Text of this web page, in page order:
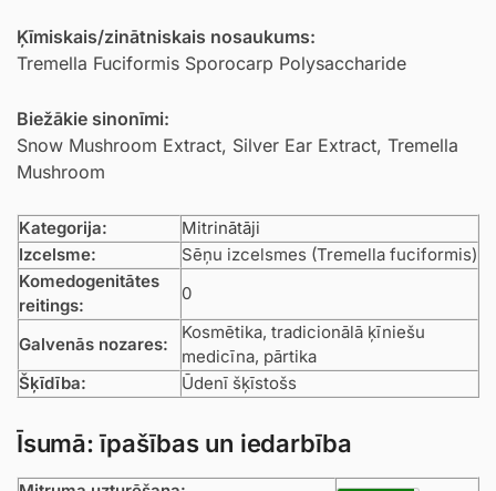
Ķīmiskais/zinātniskais nosaukums:
Tremella Fuciformis Sporocarp Polysaccharide
Biežākie sinonīmi:
Snow Mushroom Extract, Silver Ear Extract, Tremella
Mushroom
Kategorija:
Mitrinātāji
Izcelsme:
Sēņu izcelsmes (Tremella fuciformis)
Komedogenitātes
reitings:
0
Galvenās nozares:
Kosmētika, tradicionālā ķīniešu
medicīna, pārtika
Šķīdība:
Ūdenī šķīstošs
Īsumā: īpašības un iedarbība